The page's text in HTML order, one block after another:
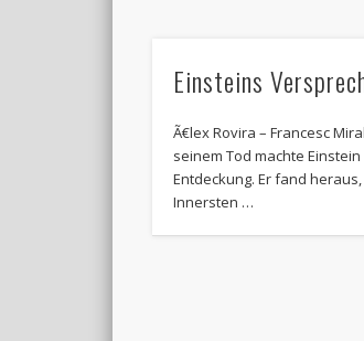
Einsteins
Ã€lex Rovira – Francesc
seinem Tod machte
Entdeckung. Er fand
Innersten …